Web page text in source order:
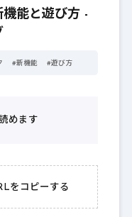
能と遊び方 -
#新機能 #遊び方
めます
をコピーする